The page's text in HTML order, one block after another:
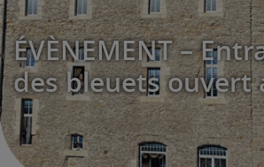
ÉVÈNEMENT –
des bleuets ouvert